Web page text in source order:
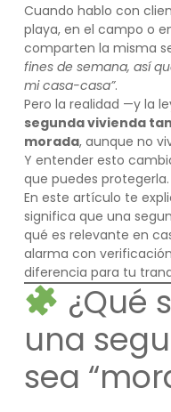
Cuando hablo con
playa, en el campo o
comparten la misma
fines de semana, así
mi casa-casa”.
Pero la realidad —y la
segunda vivienda
morada, aunque no
Y entender esto
que puedes protegerla.
En este artículo te
significa que una
qué es relevante en
alarma con
diferencia para tu
¿Qué
una
sea